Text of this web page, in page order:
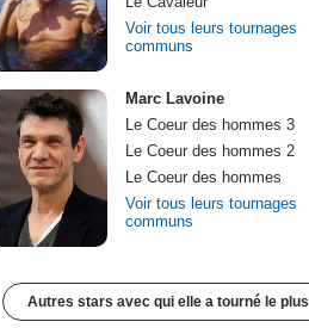
Voir tous leurs tournages
communs
Marc Lavoine
Le Coeur des hommes 3
Le Coeur des hommes 2
Le Coeur des hommes
Voir tous leurs tournages
communs
Autres stars avec qui elle a tourné le plus